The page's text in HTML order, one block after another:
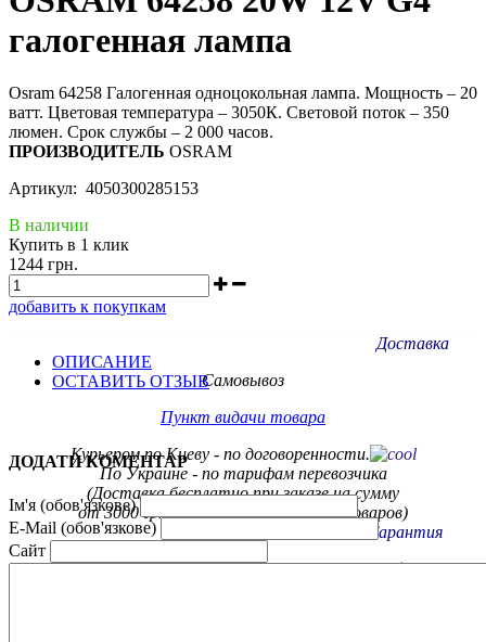
галогенная лампа
Osram 64258 Галогенная одноцокольная лампа. Мощность – 20
ватт. Цветовая температура – 3050К. Световой поток – 350
люмен. Срок службы – 2 000 часов.
ПРОИЗВОДИТЕЛЬ OSRAM
Артикул: 4050300285153
В наличии
Купить в 1 клик
1244 грн.
добавить к покупкам
Доставка
Самовывоз
Пункт видачи товара
Курьером по Киеву - по договоренности.
По Украине - по тарифам перевозчика
(Доставка бесплатно при заказе на сумму
от 3000 грн. на некоторые группы товаров)
Гарантия
Обмен / возврат товара в течение 14 дней
ОПИСАНИЕ
ОСТАВИТЬ ОТЗЫВ
ДОДАТИ КОМЕНТАР
Ім'я (обов'язкове)
E-Mail (обов'язкове)
Сайт